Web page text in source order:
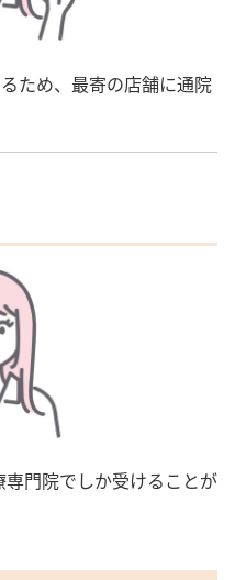
ため、最寄の店舗に通院
門院でしか受けることが